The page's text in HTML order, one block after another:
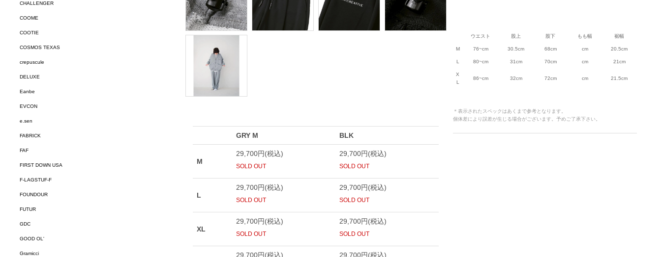
ウエスト 股上 股下 もも幅 裾幅
M 76~cm 30.5cm 68cm cm 20.5cm
L 80~cm 31cm 70cm cm 21cm
X
L
86~cm 32cm 72cm cm 21.5cm
＊表示されたスペックはあくまで参考となります。
個体差により誤差が生じる場合がございます。予めご了承下さい。
CHALLENGER
COOME
COOTIE
COSMOS TEXAS
crepuscule
DELUXE
Eanbe
EVCON
e.sen
FABRICK
FAF
FIRST DOWN USA
F-LAGSTUF-F
FOUNDOUR
FUTUR
GDC
GOOD OL'
Gramicci